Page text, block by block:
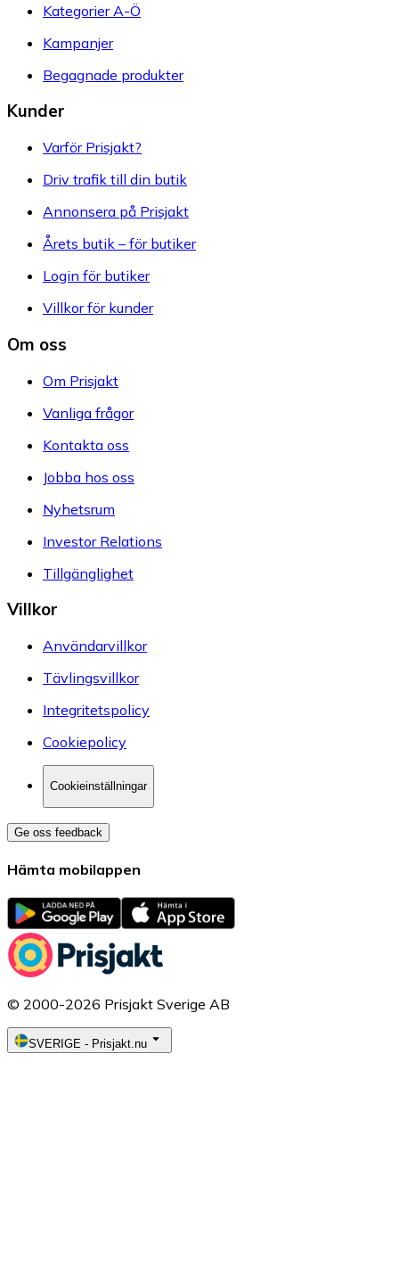
Kategorier A-Ö
Kampanjer
Begagnade produkter
Kunder
Varför Prisjakt?
Driv trafik till din butik
Annonsera på Prisjakt
Årets butik – för butiker
Login för butiker
Villkor för kunder
Om oss
Om Prisjakt
Vanliga frågor
Kontakta oss
Jobba hos oss
Nyhetsrum
Investor Relations
Tillgänglighet
Villkor
Användarvillkor
Tävlingsvillkor
Integritetspolicy
Cookiepolicy
Cookieinställningar
Ge oss feedback
Hämta mobilappen
© 2000-2026 Prisjakt Sverige AB
SVERIGE - Prisjakt.nu